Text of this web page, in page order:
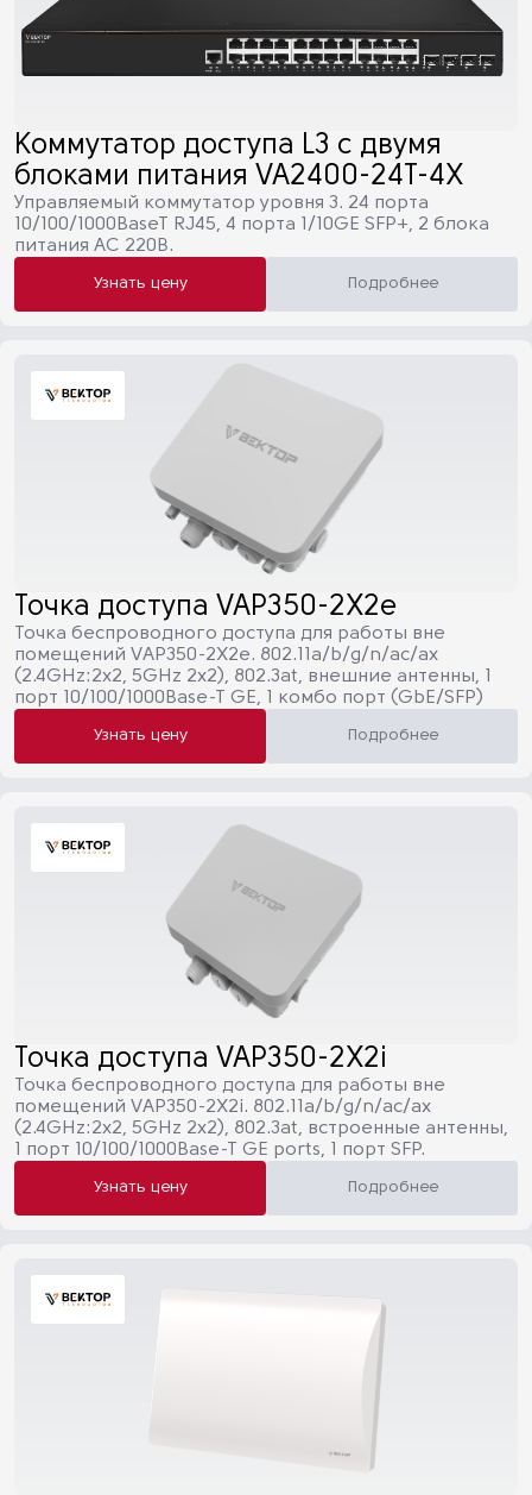
Коммутатор доступа L3 с двумя
блоками питания VA2400-24T-4X
Управляемый коммутатор уровня 3. 24 порта
10/100/1000BaseT RJ45, 4 порта 1/10GE SFP+, 2 блока
питания AC 220В.
Узнать цену Подробнее
Точка доступа VAP350-2X2e
Точка беспроводного доступа для работы вне
помещений VAP350-2X2e. 802.11a/b/g/n/ac/ax
(2.4GHz:2х2, 5GHz 2x2), 802.3at, внешние антенны, 1
порт 10/100/1000Base-T GE, 1 комбо порт (GbE/SFP)
Узнать цену Подробнее
Точка доступа VAP350-2X2i
Точка беспроводного доступа для работы вне
помещений VAP350-2X2i. 802.11a/b/g/n/ac/ax
(2.4GHz:2х2, 5GHz 2x2), 802.3at, встроенные антенны,
1 порт 10/100/1000Base-T GE ports, 1 порт SFP.
Узнать цену Подробнее